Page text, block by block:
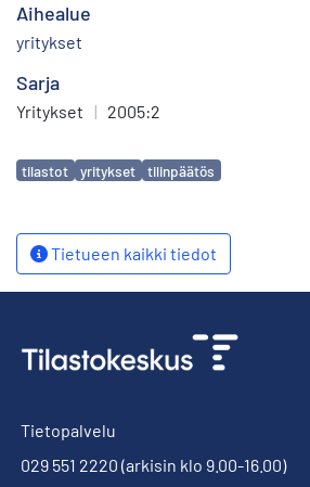
Aihealue
yritykset
Sarja
Yritykset | 2005:2
Avainsanat
tilastot yritykset tilinpäätös
Tietueen kaikki tiedot
Tietopalvelu
029 551 2220 (arkisin klo 9.00-16.00)